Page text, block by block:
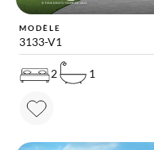
MODÈLE
3133-V1
2 1